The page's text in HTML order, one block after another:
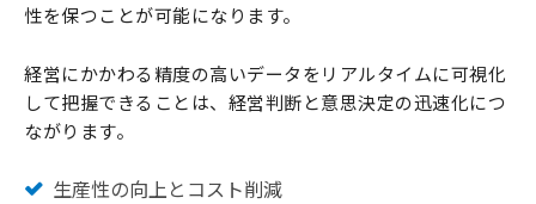
性を保つことが可能になります。
経営にかかわる精度の高いデータをリアルタイムに可視化
して把握できることは、経営判断と意思決定の迅速化につ
ながります。
生産性の向上とコスト削減